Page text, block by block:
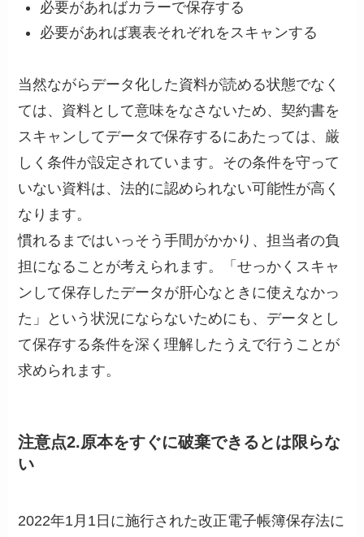
必要があればカラーで保存する
必要があれば裏表それぞれをスキャンする
当然ながらデータ化した資料が読める状態でなく
ては、資料として意味をなさないため、契約書を
スキャンしてデータで保存するにあたっては、厳
しく条件が設定されています。その条件を守って
いない資料は、法的に認められない可能性が高く
なります。
慣れるまではいっそう手間がかかり、担当者の負
担になることが考えられます。「せっかくスキャ
ンして保存したデータが肝心なときに使えなかっ
た」という状況にならないためにも、データとし
て保存する条件を深く理解したうえで行うことが
求められます。
注意点2.原本をすぐに破棄できるとは限らな
い
2022年1月1日に施行された改正電子帳簿保存法に